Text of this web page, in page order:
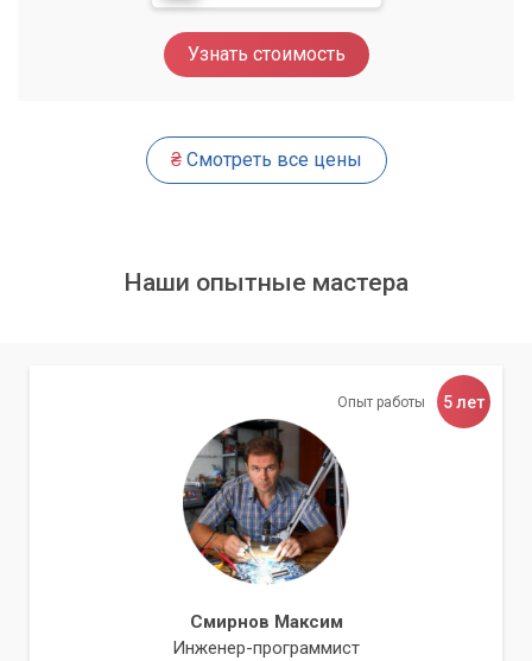
Узнать стоимость
₴Смотреть все цены
Наши опытные мастера
Опыт работы 5 лет
Смирнов Максим
Инженер-программист